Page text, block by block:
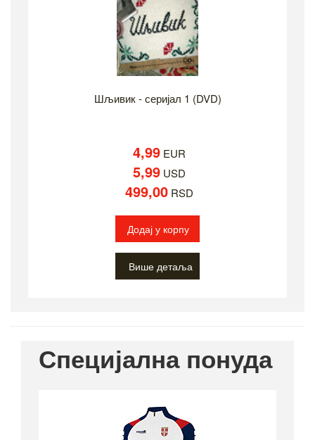
Шљивик - серијал 1 (DVD)
4,99 EUR
5,99 USD
499,00 RSD
Додај у корпу
Више детаља
Специјална понуда